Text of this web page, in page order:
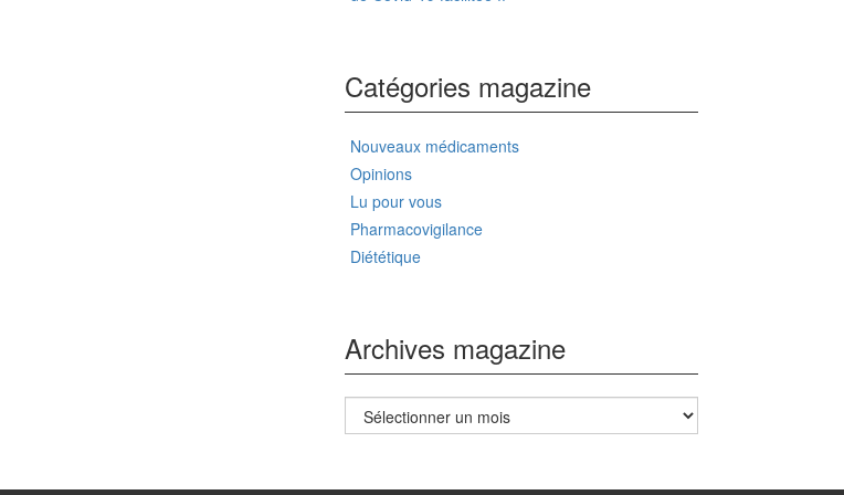
Catégories magazine
Nouveaux médicaments
Opinions
Lu pour vous
Pharmacovigilance
Diététique
Archives magazine
Archives
magazine